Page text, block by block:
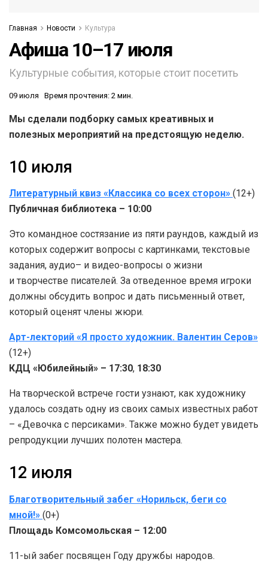
Главная Новости Культура
Афиша 10–17 июля
Культурные события, которые стоит посетить
09 июля Время прочтения: 2 мин.
Мы сделали подборку самых креативных и
полезных мероприятий на предстоящую неделю.
10 июля
Литературный квиз «Классика со всех сторон» (12+)
Публичная библиотека – 10:00
Это командное состязание из пяти раундов, каждый из
которых содержит вопросы с картинками, текстовые
задания, аудио– и видео-вопросы о жизни
и творчестве писателей. За отведенное время игроки
должны обсудить вопрос и дать письменный ответ,
который оценят члены жюри.
Арт-лекторий «Я просто художник. Валентин Серов»
(12+)
КДЦ «Юбилейный» – 17:30, 18:30
На творческой встрече гости узнают, как художнику
удалось создать одну из своих самых известных работ
– «Девочка с персиками». Также можно будет увидеть
репродукции лучших полотен мастера.
12 июля
Благотворительный забег «Норильск, беги со
мной!» (0+)
Площадь Комсомольская – 12:00
11-ый забег посвящен Году дружбы народов.